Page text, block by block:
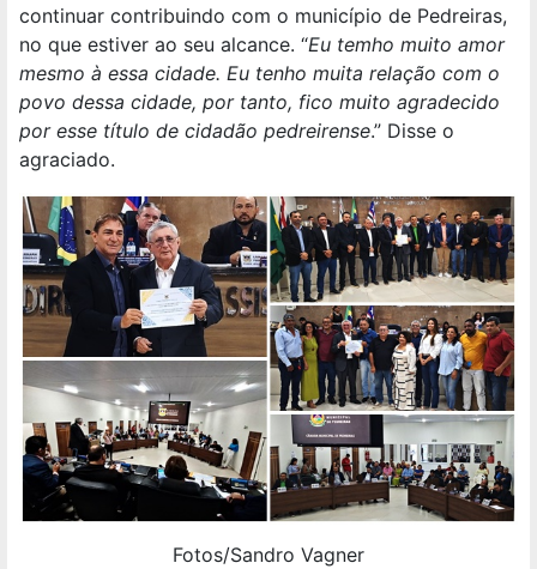
continuar contribuindo com o município de Pedreiras,
no que estiver ao seu alcance. “Eu temho muito amor
mesmo à essa cidade. Eu tenho muita relação com o
povo dessa cidade, por tanto, fico muito agradecido
por esse título de cidadão pedreirense.” Disse o
agraciado.
Fotos/Sandro Vagner